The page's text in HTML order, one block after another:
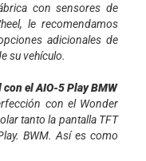
con sensores de
le recomendamos
adicionales de
su vehículo.
el AIO-5 Play BMW
con el Wonder
tanto la pantalla TFT
BWM. Así es como